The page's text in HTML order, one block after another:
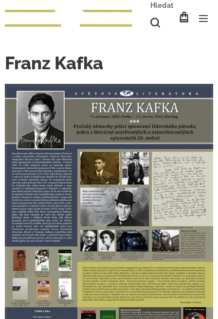
Hledat
Franz Kafka